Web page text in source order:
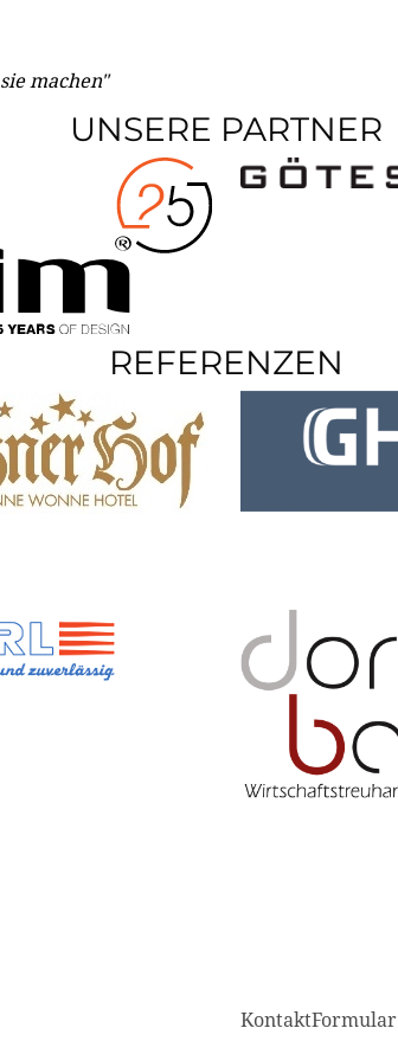
machen"
UNSERE PARTNER
REFERENZEN
KontaktFormular